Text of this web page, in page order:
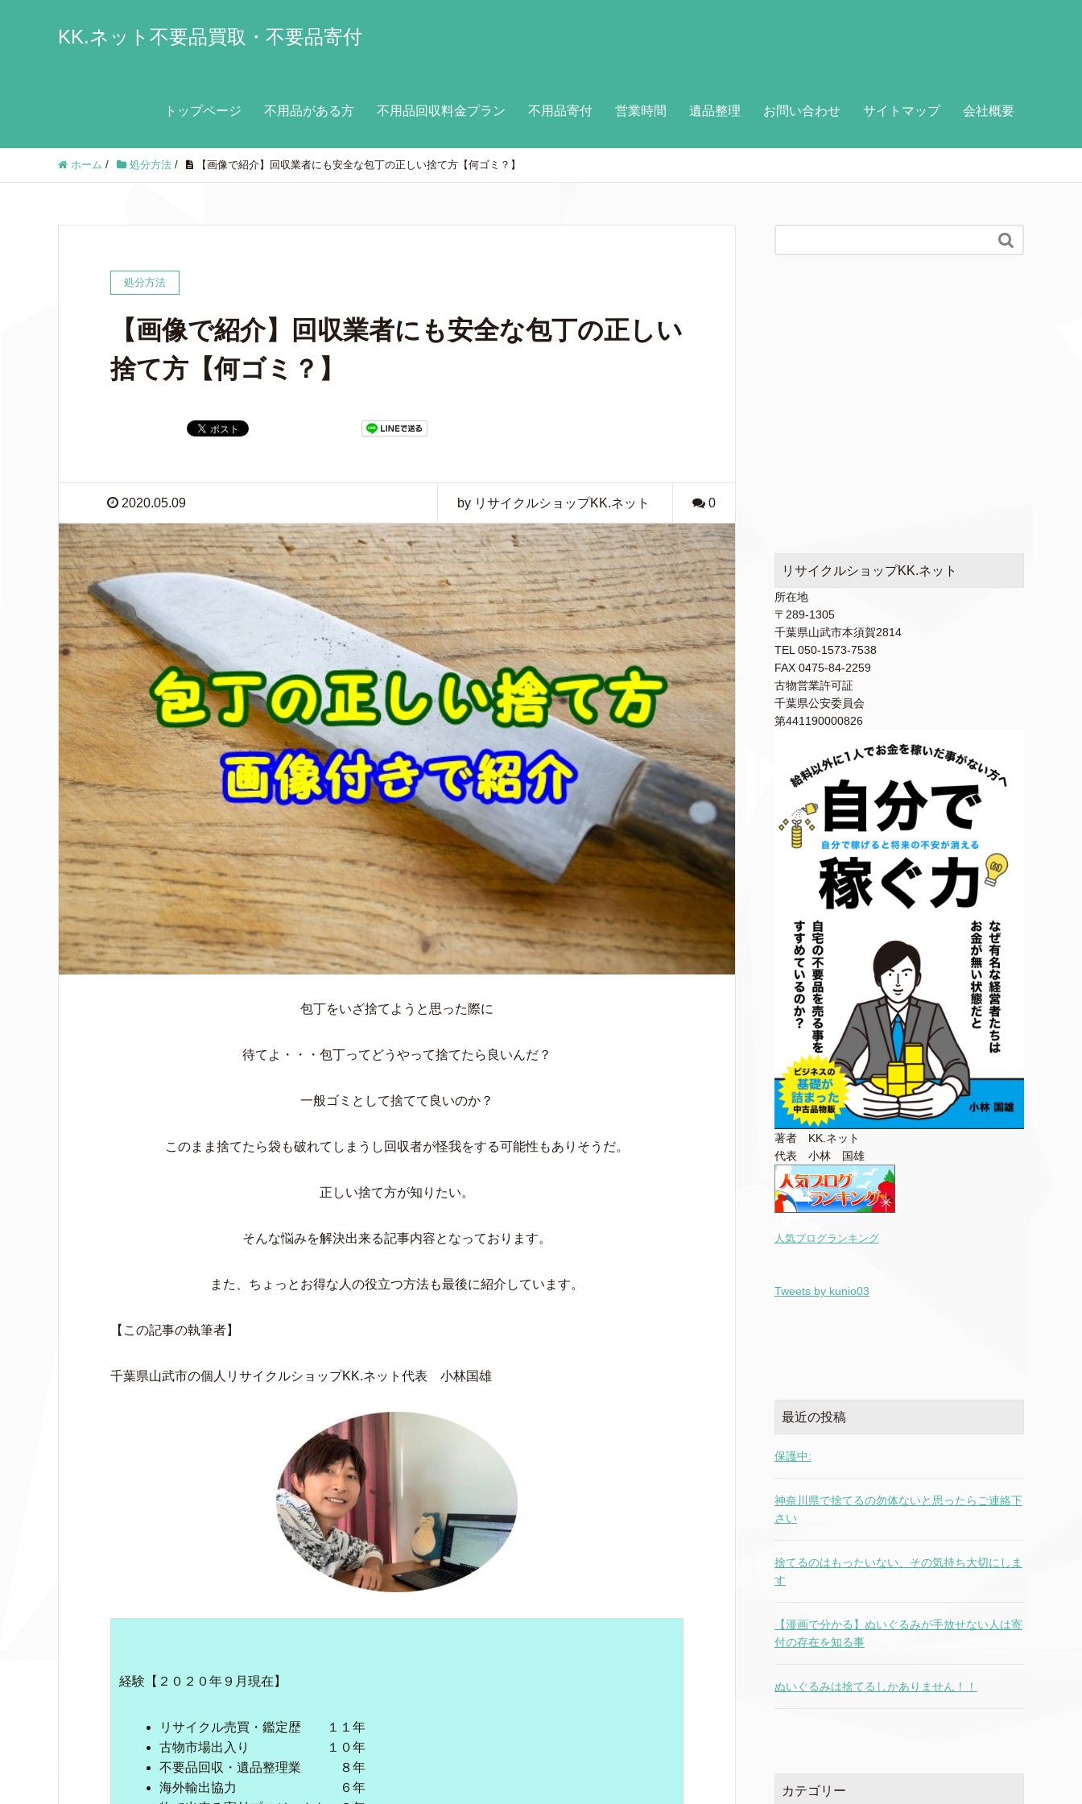
KK.ネット不要品買取・不要品寄付
トップページ 不用品がある方 不用品回収料金プラン 不用品寄付 営業時間 遺品整理 お問い合わせ サイトマップ 会社概要
ホーム / 処分方法 / 【画像で紹介】回収業者にも安全な包丁の正しい捨て方【何ゴミ？】
処分方法
【画像で紹介】回収業者にも安全な包丁の正しい
捨て方【何ゴミ？】
2020.05.09 by リサイクルショップKK.ネット 0
包丁をいざ捨てようと思った際に
待てよ・・・包丁ってどうやって捨てたら良いんだ？
一般ゴミとして捨てて良いのか？
このまま捨てたら袋も破れてしまうし回収者が怪我をする可能性もありそうだ。
正しい捨て方が知りたい。
そんな悩みを解決出来る記事内容となっております。
また、ちょっとお得な人の役立つ方法も最後に紹介しています。
【この記事の執筆者】
千葉県山武市の個人リサイクルショップKK.ネット代表 小林国雄
経験【２０２０年９月現在】
リサイクル売買・鑑定歴 １１年
古物市場出入り １０年
不要品回収・遺品整理業 ８年
海外輸出協力 ６年

リサイクルショップKK.ネット
所在地
〒289-1305
千葉県山武市本須賀2814
TEL 050-1573-7538
FAX 0475-84-2259
古物営業許可証
千葉県公安委員会
第441190000826
著者 KK.ネット
代表 小林 国雄
人気ブログランキング
Tweets by kunio03
最近の投稿
保護中:
神奈川県で捨てるの勿体ないと思ったらご連絡下
さい
捨てるのはもったいない、その気持ち大切にしま
す
【漫画で分かる】ぬいぐるみが手放せない人は寄
付の存在を知る事
ぬいぐるみは捨てるしかありません！！
カテゴリー